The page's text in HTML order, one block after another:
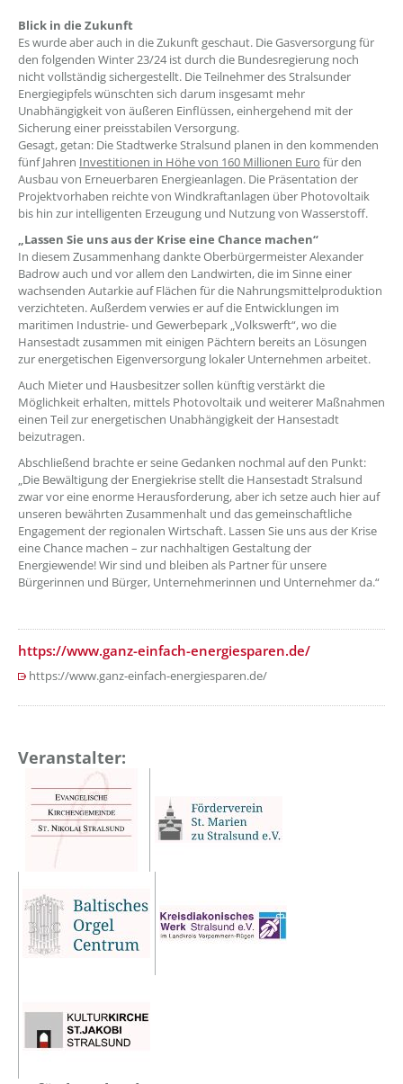
Blick in die Zukunft
Es wurde aber auch in die Zukunft geschaut. Die Gasversorgung für
den folgenden Winter 23/24 ist durch die Bundesregierung noch
nicht vollständig sichergestellt. Die Teilnehmer des Stralsunder
Energiegipfels wünschten sich darum insgesamt mehr
Unabhängigkeit von äußeren Einflüssen, einhergehend mit der
Sicherung einer preisstabilen Versorgung.
Gesagt, getan: Die Stadtwerke Stralsund planen in den kommenden
fünf Jahren Investitionen in Höhe von 160 Millionen Euro für den
Ausbau von Erneuerbaren Energieanlagen. Die Präsentation der
Projektvorhaben reichte von Windkraftanlagen über Photovoltaik
bis hin zur intelligenten Erzeugung und Nutzung von Wasserstoff.
„Lassen Sie uns aus der Krise eine Chance machen“
In diesem Zusammenhang dankte Oberbürgermeister Alexander
Badrow auch und vor allem den Landwirten, die im Sinne einer
wachsenden Autarkie auf Flächen für die Nahrungsmittelproduktion
verzichteten. Außerdem verwies er auf die Entwicklungen im
maritimen Industrie- und Gewerbepark „Volkswerft“, wo die
Hansestadt zusammen mit einigen Pächtern bereits an Lösungen
zur energetischen Eigenversorgung lokaler Unternehmen arbeitet.
Auch Mieter und Hausbesitzer sollen künftig verstärkt die
Möglichkeit erhalten, mittels Photovoltaik und weiterer Maßnahmen
einen Teil zur energetischen Unabhängigkeit der Hansestadt
beizutragen.
Abschließend brachte er seine Gedanken nochmal auf den Punkt:
„Die Bewältigung der Energiekrise stellt die Hansestadt Stralsund
zwar vor eine enorme Herausforderung, aber ich setze auch hier auf
unseren bewährten Zusammenhalt und das gemeinschaftliche
Engagement der regionalen Wirtschaft. Lassen Sie uns aus der Krise
eine Chance machen – zur nachhaltigen Gestaltung der
Energiewende! Wir sind und bleiben als Partner für unsere
Bürgerinnen und Bürger, Unternehmerinnen und Unternehmer da.“
https://www.ganz-einfach-energiesparen.de/
https://www.ganz-einfach-energiesparen.de/
Veranstalter: